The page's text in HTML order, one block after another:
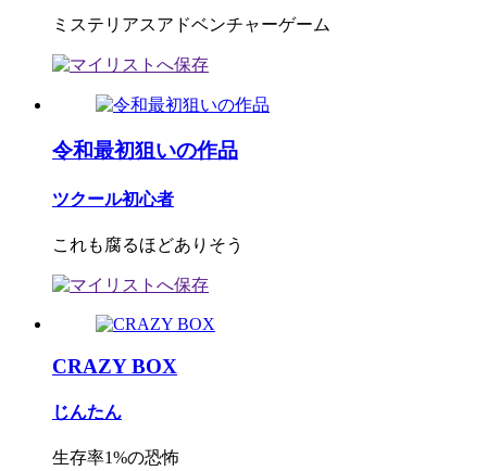
ミステリアスアドベンチャーゲーム
令和最初狙いの作品
ツクール初心者
これも腐るほどありそう
CRAZY BOX
じんたん
生存率1%の恐怖